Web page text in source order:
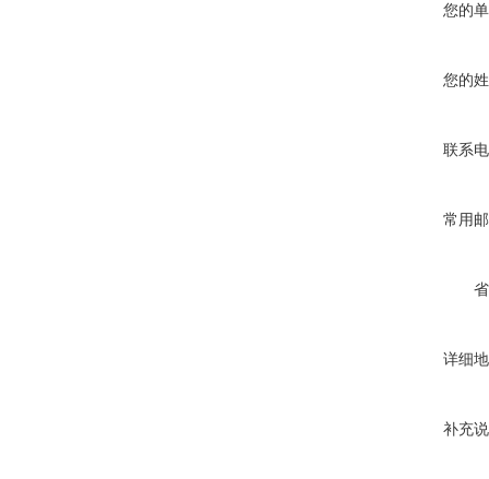
您的
您的
联系
常用
详细
补充